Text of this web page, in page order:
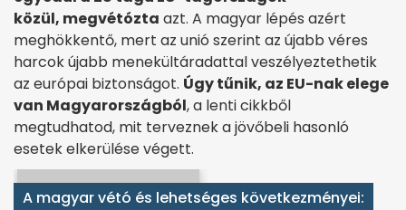
közül, megvétózta azt. A magyar lépés azért
meghökkentő, mert az unió szerint az újabb véres
harcok újabb menekültáradattal veszélyeztethetik
az európai biztonságot. Úgy tűnik, az EU-nak elege
van Magyarországból, a lenti cikkből
megtudhatod, mit terveznek a jövőbeli hasonló
esetek elkerülése végett.
A magyar vétó és lehetséges következményei: